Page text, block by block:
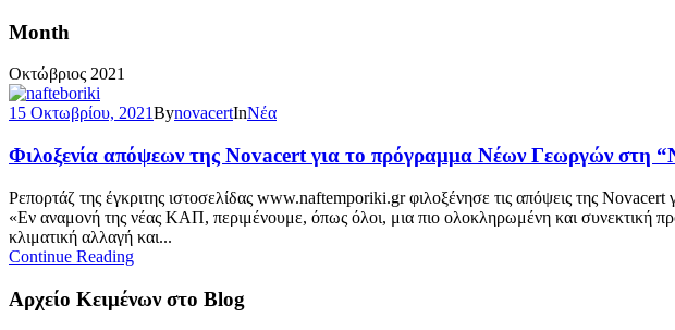
Month
Οκτώβριος 2021
15 Οκτωβρίου, 2021BynovacertInΝέα
Φιλοξενία απόψεων της Novacert για το πρόγραμμα Νέων Γεωργών στη
Ρεπορτάζ της έγκριτης ιστοσελίδας www.naftemporiki.gr φιλοξένησε τις απόψεις της
«Εν αναμονή της νέας ΚΑΠ, περιμένουμε, όπως όλοι, μια πιο ολοκληρωμένη και συνεκτική
κλιματική αλλαγή και...
Continue Reading
Αρχείο Κειμένων στο Blog